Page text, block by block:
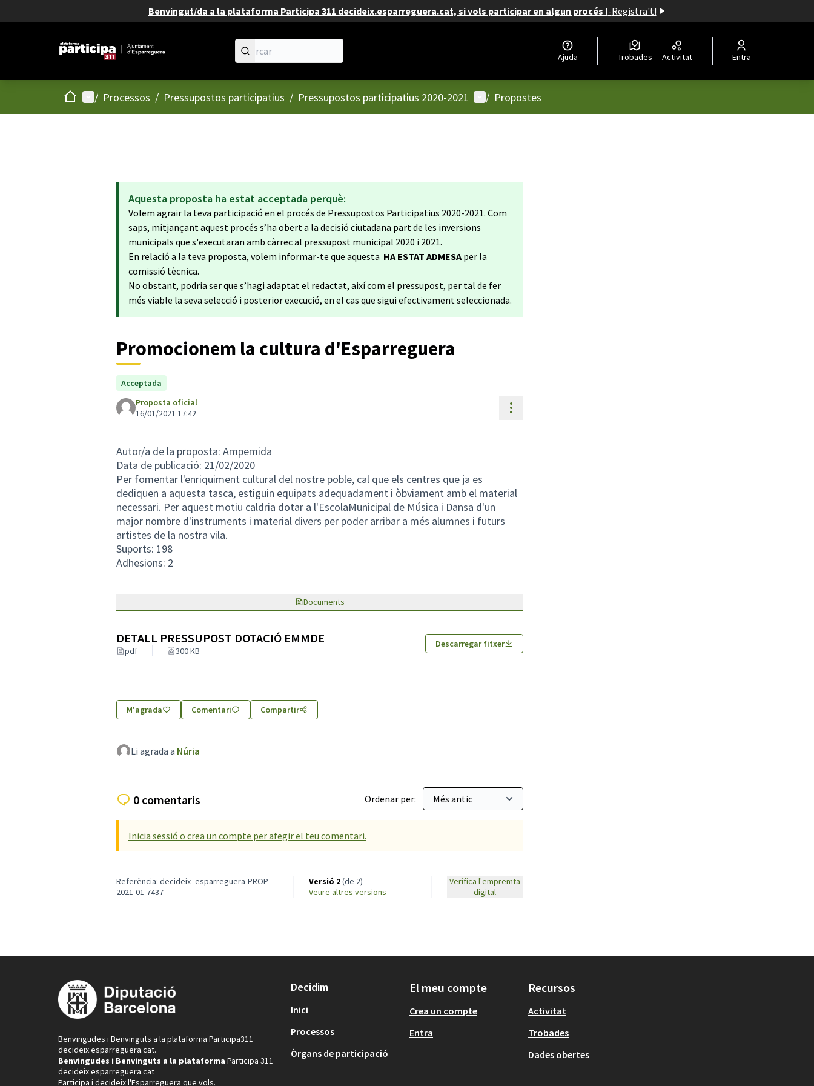
Benvingut/da a la plataforma Participa 311 decideix.esparreguera.cat, si vols participar en algun procés !-Registra't!
Ajuda Trobades Activitat Entra
Inici Menú principal
/ Processos / Pressupostos participatius / Pressupostos participatius 2020-2021 Menú d'usuari
/ Propostes
Aquesta proposta ha estat acceptada perquè:
Volem agrair la teva participació en el procés de Pressupostos Participatius 2020-2021. Com
saps, mitjançant aquest procés s’ha obert a la decisió ciutadana part de les inversions
municipals que s'executaran amb càrrec al pressupost municipal 2020 i 2021.
En relació a la teva proposta, volem informar-te que aquesta HA ESTAT ADMESAper la
comissió tècnica.
No obstant, podria ser que s’hagi adaptat el redactat, així com el pressupost, per tal de fer
més viable la seva selecció i posterior execució, en el cas que sigui efectivament seleccionada.
Promocionem la cultura d'Esparreguera
Acceptada
Proposta oficial
16/01/2021 17:42
Controls de recursos
Autor/a de la proposta: Ampemida
Data de publicació: 21/02/2020
Per fomentar l'enriquiment cultural del nostre poble, cal que els centres que ja es
dediquen a aquesta tasca, estiguin equipats adequadament i òbviament amb el material
necessari. Per aquest motiu caldria dotar a l'EscolaMunicipal de Música i Dansa d'un
major nombre d'instruments i material divers per poder arribar a més alumnes i futurs
artistes de la nostra vila.
Suports: 198
Adhesions: 2
Documents
DETALL PRESSUPOST DOTACIÓ EMMDE
pdf 300 KB
Descarregar fitxer
M'agrada Comentari Compartir
Li agrada a Núria
0 comentaris Ordenar per:
Inicia sessió o crea un compte per afegir el teu comentari.
Referència: decideix_esparreguera-PROP-
2021-01-7437
Versió 2(de 2)
veure altres versions
Verifica l'empremta
digital
Benvingudes i Benvinguts a la plataforma Participa311
decideix.esparreguera.cat.
Benvingudes i Benvinguts a la plataforma P articipa 311
decideix.esparreguera.cat
Participa i decideix l'Esparreguera que vols.
Decidim
Inici
Processos
Òrgans de participació
El meu compte
Crea un compte
Entra
Recursos
Activitat
Trobades
Dades obertes